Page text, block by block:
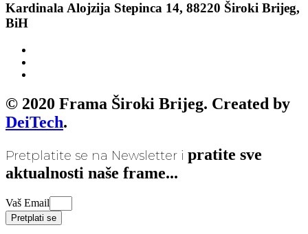
Kardinala Alojzija Stepinca 14, 88220 Široki Brijeg,
BiH
© 2020 Frama Široki Brijeg. Created by
DeiTech.
Pretplatite se na Newsletter i pratite sve
aktualnosti naše frame...
Vaš Email
Pretplati se